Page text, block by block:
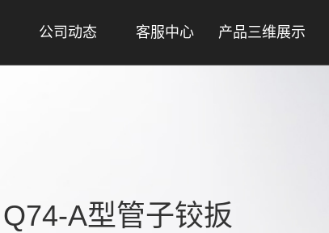
公司动态 客服中心 产品三维展示
Q74-A型管子铰扳